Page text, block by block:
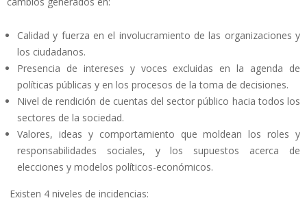
Calidad y fuerza en el involucramiento de las organizaciones y
los ciudadanos.
Presencia de intereses y voces excluidas en la agenda de
políticas públicas y en los procesos de la toma de decisiones.
Nivel de rendición de cuentas del sector público hacia todos los
sectores de la sociedad.
Valores, ideas y comportamiento que moldean los roles y
responsabilidades sociales, y los supuestos acerca de
elecciones y modelos políticos-económicos.
Existen 4 niveles de incidencias: